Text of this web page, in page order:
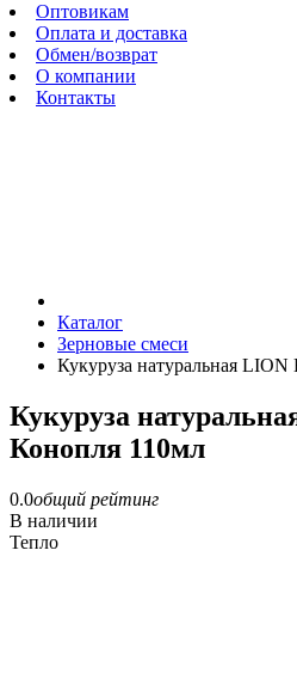
Оптовикам
Оплата и доставка
Обмен/возврат
О компании
Контакты
Каталог
Зерновые смеси
Кукуруза натуральная
Кукуруза
Конопля 110мл
0.0общий рейтинг
В наличии
Тепло